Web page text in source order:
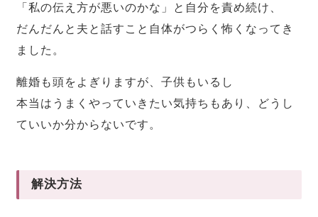
「私の伝え方が悪いのかな」と自分を責め続け、
だんだんと夫と話すこと自体がつらく怖くなってき
ました。
離婚も頭をよぎりますが、子供もいるし
本当はうまくやっていきたい気持ちもあり、どうし
ていいか分からないです。
解決方法